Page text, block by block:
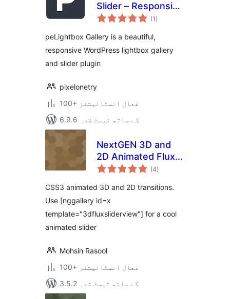
Slider – Responsive
Lightbox,
Carousel, Image &
Video Gallery
(1 مجموعی
درجہ
)
peLightbox Gallery is a beautiful,
responsive WordPress lightbox gallery
and slider plugin
pixelonetry
100+ فعال انسٹالیشنز
6.9.6 کے ساتھ ٹیسٹ شدہ
NextGEN 3D and
2D Animated Flux
Slider Template
(4مجموعی
درجہ
)
CSS3 animated 3D and 2D transitions.
Use [nggallery id=x
template="3dfluxsliderview"] for a cool
animated slider
Mohsin Rasool
100+ فعال انسٹالیشنز
3.5.2 کے ساتھ ٹیسٹ شدہ